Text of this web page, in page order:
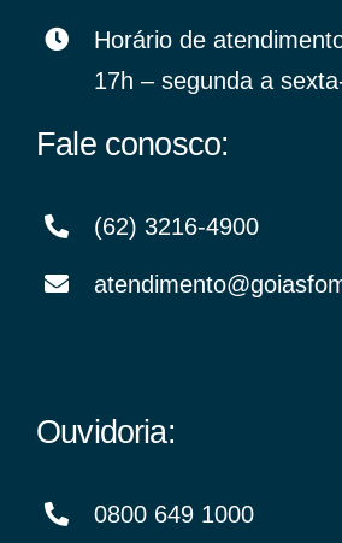
Horário de
17h – segunda a
Fale conosco:
(62) 3216-4900
Ouvidoria:
0800 649 1000